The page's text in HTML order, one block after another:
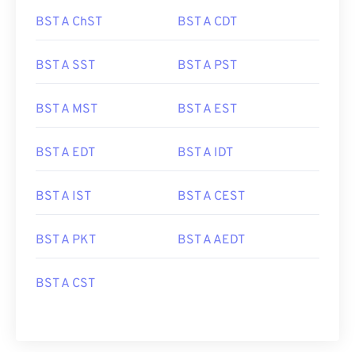
BST A ChST BST A CDT
BST A SST BST A PST
BST A MST BST A EST
BST A EDT BST A IDT
BST A IST BST A CEST
BST A PKT BST A AEDT
BST A CST